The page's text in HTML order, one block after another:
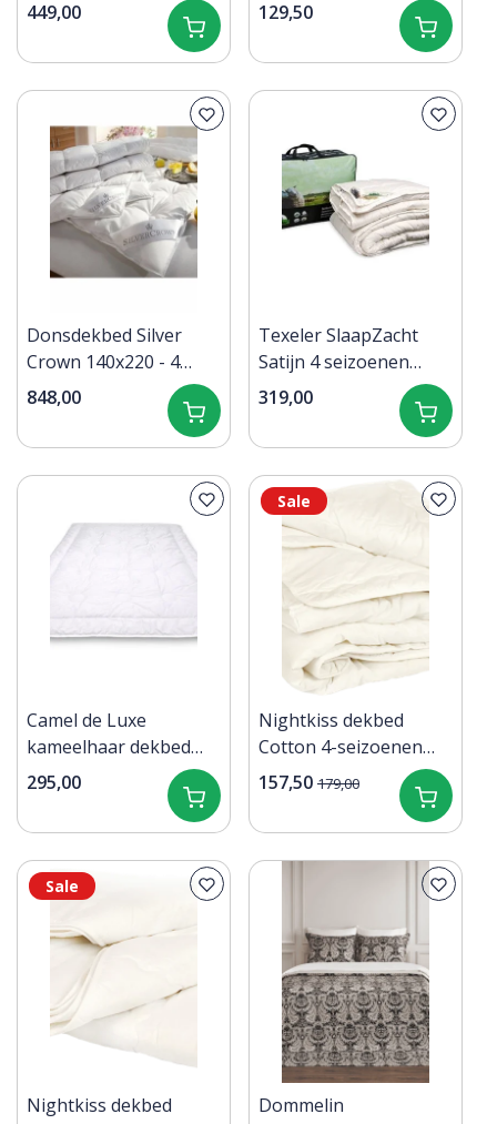
449,00
Zwart 140x200/220 cm
129,50
Donsdekbed Silver
Crown 140x220 - 4
Seizoenen
848,00
Texeler SlaapZacht
Satijn 4 seizoenen
140x220
319,00
Camel de Luxe
kameelhaar dekbed
140x220 voor/najaar
295,00
Sale
Nightkiss dekbed
Cotton 4-seizoenen
140x220
157,50 179,00
Sale
Nightkiss dekbed
Dommelin